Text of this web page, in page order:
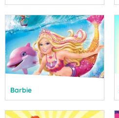
Barbie